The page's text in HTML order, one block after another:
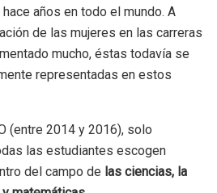
años en todo el mundo. A
de las mujeres en las carreras
mucho, éstas todavía se
representadas en estos
(entre 2014 y 2016), solo
las estudiantes escogen
del campo de las ciencias, la